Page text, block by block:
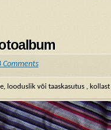
Comments
looduslik või taaskasutus ,